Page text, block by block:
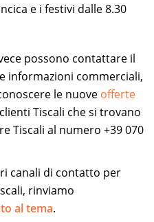
e i festivi dalle 8.30
possono contattare il
informazioni commerciali,
le nuove offerte
Tiscali che si trovano
Tiscali al numero +39 070
canali di contatto per
rinviamo
al tema.